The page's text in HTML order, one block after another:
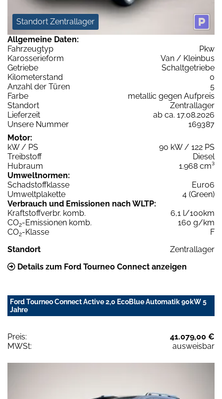
Standort Zentrallager
Allgemeine Daten:
Fahrzeugtyp
Pkw
Karosserieform
Van / Kleinbus
Getriebe
Schaltgetriebe
Kilometerstand
0
Anzahl der Türen
5
Farbe
metallic gegen Aufpreis
Standort
Zentrallager
Lieferzeit
ab ca. 17.08.2026
Unsere Nummer
169387
Motor:
kW / PS
90 kW / 122 PS
Treibstoff
Diesel
Hubraum
1.968 cm³
Umweltnormen:
Schadstoffklasse
Euro6
Umweltplakette
4 (Green)
Verbrauch und Emissionen nach WLTP:
Kraftstoffverbr. komb.
6,1 l/100km
CO2-Emissionen komb.
160 g/km
CO2-Klasse
F
Standort
Zentrallager
Details zum Ford Tourneo Connect anzeigen
Ford Tourneo Connect Active 2,0 EcoBlue Automatik 90kW 5
Jahre
Preis:
41.079,00 €
MWSt:
ausweisbar